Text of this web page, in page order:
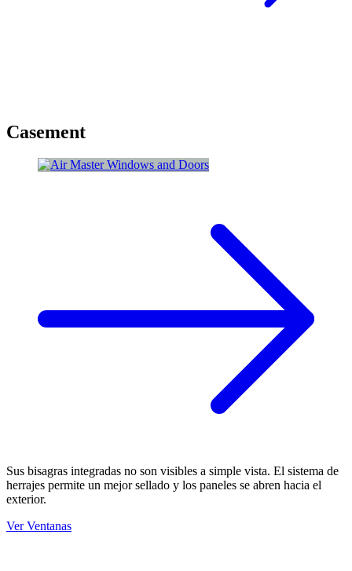
Casement
Sus bisagras integradas no son visibles a simple vista. El sistema de
herrajes permite un mejor sellado y los paneles se abren hacia el
exterior.
Ver Ventanas